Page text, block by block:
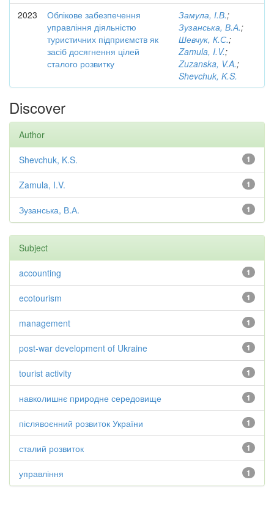
2023
Облікове забезпечення
управління діяльністю
туристичних підприємств як
засіб досягнення цілей
сталого розвитку
Замула, І.В.;
Зузанська, В.А.;
Шевчук, К.С.;
Zamula, I.V.;
Zuzanska, V.A.;
Shevchuk, K.S.
Discover
Author
1
Shevchuk, K.S.
1
Zamula, I.V.
1
Зузанська, В.А.
Subject
1
accounting
1
ecotourism
1
management
1
post-war development of Ukraine
1
tourist activity
1
навколишнє природне середовище
1
післявоєнний розвиток України
1
сталий розвиток
1
управління